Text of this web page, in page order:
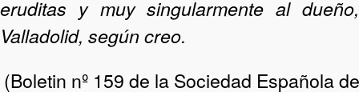
eruditas y muy singularmente al
Valladolid, según creo.
(Boletin nº 159 de la Sociedad Española